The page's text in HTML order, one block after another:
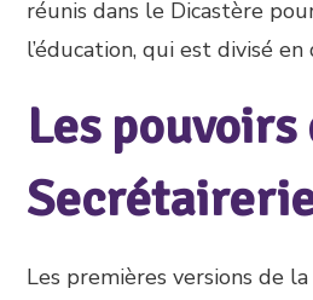
réunis dans le Dicastère
l’éducation, qui est divisé en
Les pouvoirs
Les premières versions de